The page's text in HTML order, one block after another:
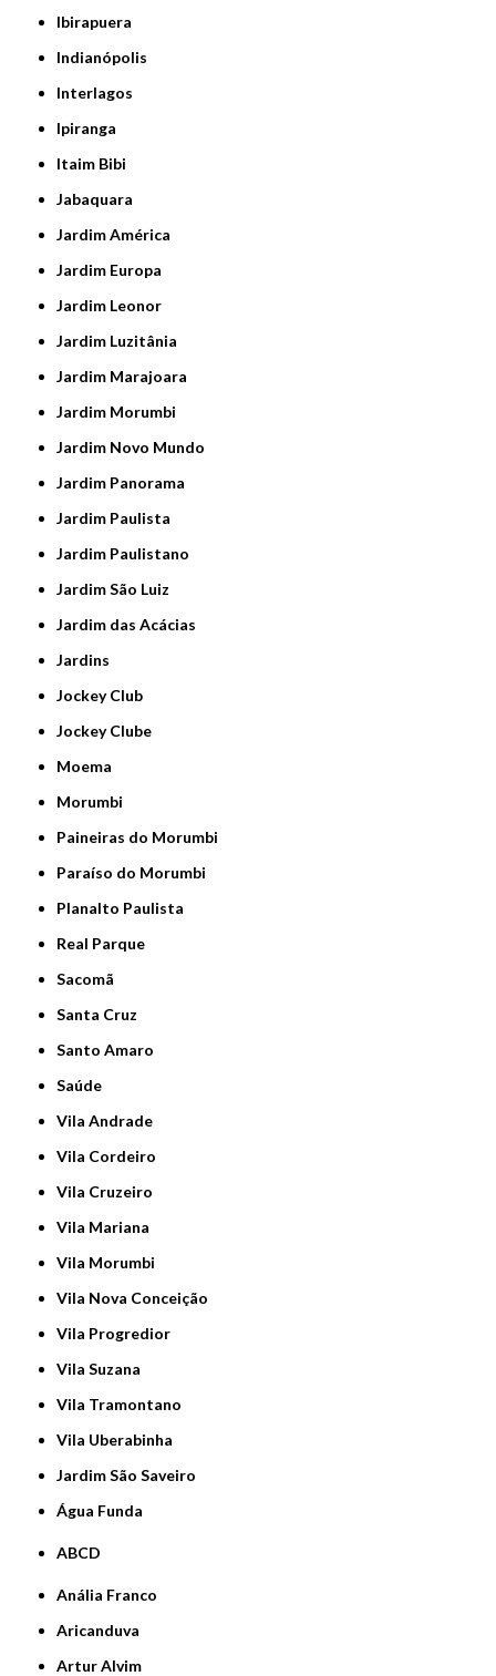
Ibirapuera
Indianópolis
Interlagos
Ipiranga
Itaim Bibi
Jabaquara
Jardim América
Jardim Europa
Jardim Leonor
Jardim Luzitânia
Jardim Marajoara
Jardim Morumbi
Jardim Novo Mundo
Jardim Panorama
Jardim Paulista
Jardim Paulistano
Jardim São Luiz
Jardim das Acácias
Jardins
Jockey Club
Jockey Clube
Moema
Morumbi
Paineiras do Morumbi
Paraíso do Morumbi
Planalto Paulista
Real Parque
Sacomã
Santa Cruz
Santo Amaro
Saúde
Vila Andrade
Vila Cordeiro
Vila Cruzeiro
Vila Mariana
Vila Morumbi
Vila Nova Conceição
Vila Progredior
Vila Suzana
Vila Tramontano
Vila Uberabinha
jardim São Saveiro
Água Funda
ABCD
Anália Franco
Aricanduva
Artur Alvim